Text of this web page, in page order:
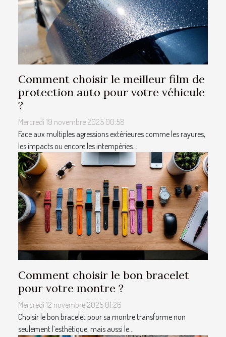
Comment choisir le meilleur film de
protection auto pour votre véhicule
?
Mercredi 19 novembre 2025 00:58
Face aux multiples agressions extérieures comme les rayures,
les impacts ou encore les intempéries...
Comment choisir le bon bracelet
pour votre montre ?
Mercredi 12 novembre 2025 01:26
Choisir le bon bracelet pour sa montre transforme non
seulement l’esthétique, mais aussi le...